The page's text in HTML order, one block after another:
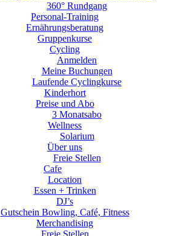
360° Rundgang
Personal-Training
Ernährungsberatung
Gruppenkurse
Cycling
Anmelden
Meine Buchungen
Laufende Cyclingkurse
Kinderhort
Preise und Abo
3 Monatsabo
Wellness
Solarium
Über uns
Freie Stellen
Cafe
Location
Essen + Trinken
DJ’s
Gutschein Bowling, Café, Fitness
Merchandising
Freie Stellen